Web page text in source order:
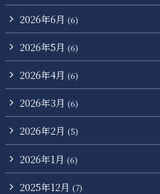
2026年6月 (6)
2026年5月 (6)
2026年4月 (6)
2026年3月 (6)
2026年2月 (5)
2026年1月 (6)
2025年12月 (7)